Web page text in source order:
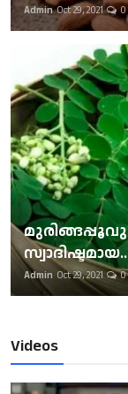
Admin Oct 29, 2021 0
Admin Oct 29, 2021 0
Videos